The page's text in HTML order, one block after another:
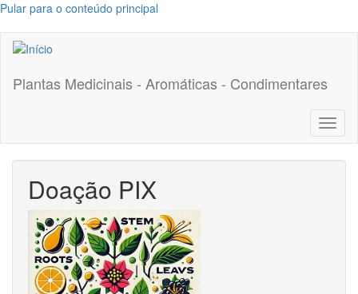
Pular para o conteúdo principal
Plantas Medicinais - Aromáticas - Condimentares
Doação PIX